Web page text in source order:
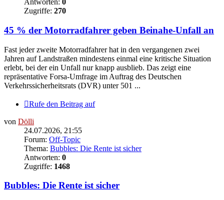
Antworten: 0
Zugriffe: 270
45 % der Motorradfahrer geben Beinahe-Unfall an
Fast jeder zweite Motorradfahrer hat in den vergangenen zwei
Jahren auf Landstraßen mindestens einmal eine kritische Situation
erlebt, bei der ein Unfall nur knapp ausblieb. Das zeigt eine
repräsentative Forsa-Umfrage im Auftrag des Deutschen
Verkehrssicherheitsrats (DVR) unter 501 ...
Rufe den Beitrag auf
von Dölli
24.07.2026, 21:55
Forum: Off-Topic
Thema: Bubbles: Die Rente ist sicher
Antworten: 0
Zugriffe: 1468
Bubbles: Die Rente ist sicher